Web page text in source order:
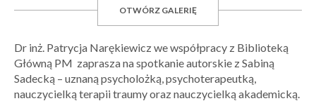
OTWÓRZ GALERIĘ
Dr inż. Patrycja Narękiewicz we współpracy z Biblioteką
Główną PM zaprasza na spotkanie autorskie z Sabiną
Sadecką – uznaną psycholożką, psychoterapeutką,
nauczycielką terapii traumy oraz nauczycielką akademicką.